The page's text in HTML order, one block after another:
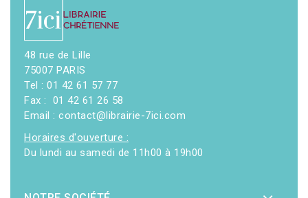
48 rue de Lille
75007 PARIS
Tel : 01 42 61 57 77
Fax : 01 42 61 26 58
Email : contact@librairie-7ici.com
Horaires d'ouverture :
Du lundi au samedi de 11h00 à 19h00